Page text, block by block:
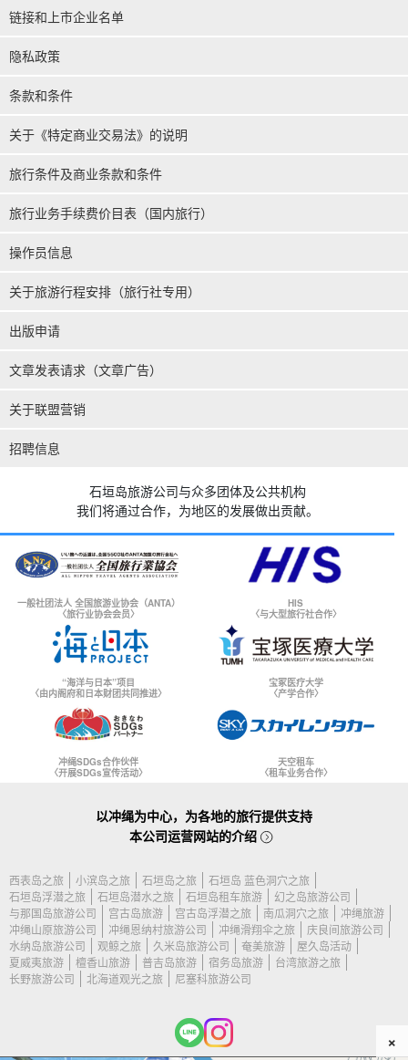
链接和上市企业名单
隐私政策
条款和条件
关于《特定商业交易法》的说明
旅行条件及商业条款和条件
旅行业务手续费价目表（国内旅行）
操作员信息
关于旅游行程安排（旅行社专用）
出版申请
文章发表请求（文章广告）
关于联盟营销
招聘信息
石垣岛旅游公司与众多团体及公共机构
我们将通过合作，为地区的发展做出贡献。
一般社团法人 全国旅游业协会（ANTA）
〈旅行业协会会员〉
HIS
〈与大型旅行社合作〉
“海洋与日本”项目
〈由内阁府和日本财团共同推进〉
宝冢医疗大学
〈产学合作〉
冲绳SDGs合作伙伴
〈开展SDGs宣传活动〉
天空租车
〈租车业务合作〉
以冲绳为中心，为各地的旅行提供支持
本公司运营网站的介绍
西表岛之旅 小滨岛之旅 石垣岛之旅
石垣岛 蓝色洞穴之旅
石垣岛浮潜之旅
石垣岛潜水之旅 石垣岛租车旅游
幻之岛旅游公司
与那国岛旅游公司
宫古岛旅游 宫古岛浮潜之旅 南瓜洞穴之旅
冲绳旅游
冲绳山原旅游公司
冲绳恩纳村旅游公司 冲绳滑翔伞之旅
庆良间旅游公司
水纳岛旅游公司
观鲸之旅 久米岛旅游公司 奄美旅游
屋久岛活动
夏威夷旅游
檀香山旅游 普吉岛旅游 宿务岛旅游
台湾旅游之旅
长野旅游公司
北海道观光之旅 尼塞科旅游公司
×